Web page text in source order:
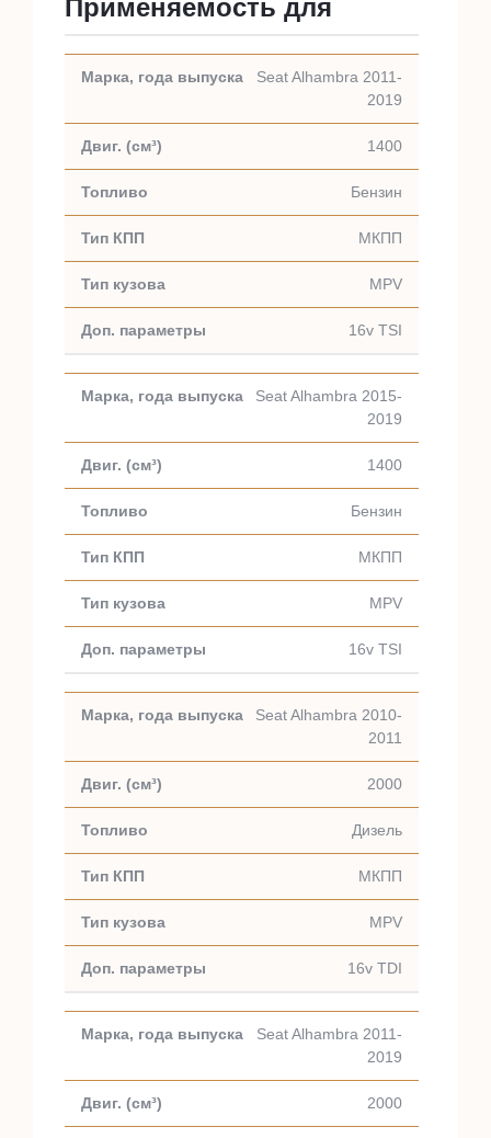
Применяемость для
Seat Alhambra 2011-
2019
1400
Бензин
МКПП
MPV
16v TSI
Seat Alhambra 2015-
2019
1400
Бензин
МКПП
MPV
16v TSI
Seat Alhambra 2010-
2011
2000
Дизель
МКПП
MPV
16v TDI
Seat Alhambra 2011-
2019
2000